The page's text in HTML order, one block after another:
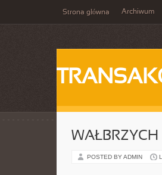
Strona główna Archiwum
WAŁBRZYCH
POSTED BY ADMIN